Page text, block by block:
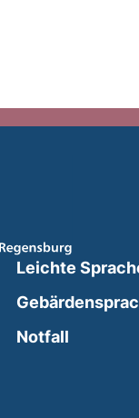
window)
Leichte
Notfall